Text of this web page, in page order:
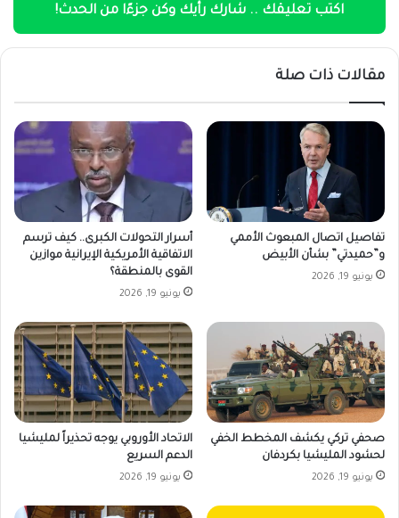
اكتب تعليقك .. شارك رأيك وكن جزءًا من الحدث!
مقالات ذات صلة
تفاصيل اتصال المبعوث الأممي
و”حميدتي” بشأن الأبيض
يونيو 19, 2026
أسرار التحولات الكبرى.. كيف ترسم
الاتفاقية الأمريكية الإيرانية موازين
القوى بالمنطقة؟
يونيو 19, 2026
صحفي تركي يكشف المخطط الخفي
لحشود المليشيا بكردفان
يونيو 19, 2026
الاتحاد الأوروبي يوجه تحذيراً لمليشيا
الدعم السريع
يونيو 19, 2026